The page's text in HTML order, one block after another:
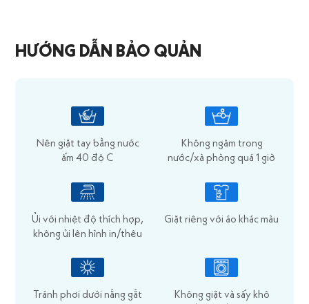
HƯỚNG DẪN BẢO QUẢN
Nên giặt tay bằng nước
ấm 40 độ C
Không ngâm trong
nước/xà phòng quá 1 giờ
Ủi với nhiệt độ thích hợp,
không ủi lên hình in/thêu
Giặt riêng với áo khác màu
Tránh phơi dưới nắng gắt
Không giặt và sấy khô